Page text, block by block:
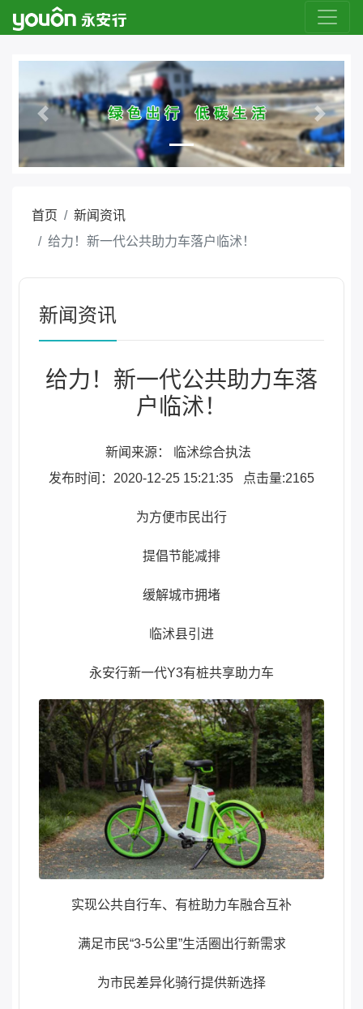
Previous Next
首页
新闻资讯
给力！新一代公共助力车落户临沭！
新闻资讯
给力！新一代公共助力车落
户临沭！
新闻来源： 临沭综合执法
发布时间：2020-12-25 15:21:35
点击量:2165
为方便市民出行
提倡节能减排
缓解城市拥堵
临沭县引进
永安行新一代Y3有桩共享助力车
实现公共自行车、有桩助力车融合互补
满足市民“3-5公里”生活圈出行新需求
为市民差异化骑行提供新选择